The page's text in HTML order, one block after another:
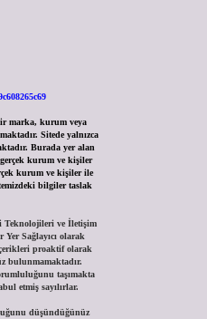
marka, kurum veya
Sitede yalnızca
Burada yer alan
kurum ve kişiler
kurum ve kişiler ile
bilgiler taslak
Teknolojileri ve İletişim
Sağlayıcı olarak
proaktif olarak
bulunmamaktadır.
taşımakta
etmiş sayılırlar.
düşündüğünüz